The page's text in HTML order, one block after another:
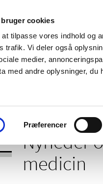
bruger cookies
tilpasse vores indhold og
trafik. Vi deler også
medier,
med andre oplysninger,
Præferencer
og
Nyheder
medicin